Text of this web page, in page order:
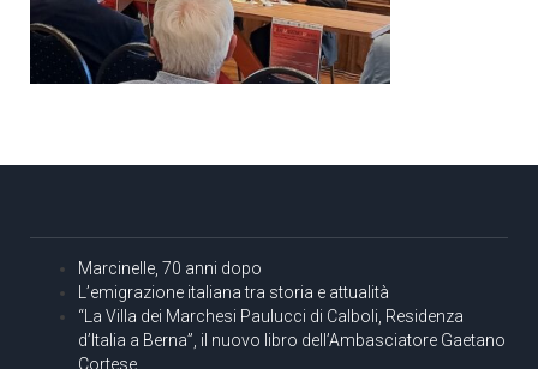
Marcinelle, 70 anni dopo
L’emigrazione italiana tra storia e attualità
“La Villa dei Marchesi Paulucci di Calboli, Residenza
d’Italia a Berna”, il nuovo libro dell’Ambasciatore Gaetano
Cortese